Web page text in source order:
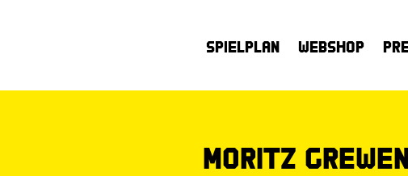
Spielplan Webshop
Moritz